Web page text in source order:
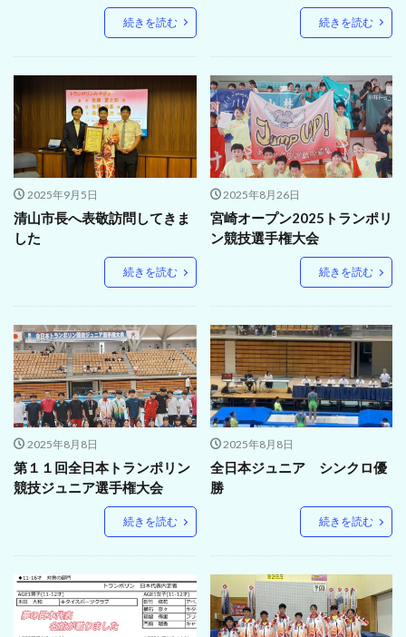
続きを読む 続きを読む
2025年9月5日
清山市長へ表敬訪問してきま
した
続きを読む
2025年8月26日
宮崎オープン2025トランポリ
ン競技選手権大会
続きを読む
2025年8月8日
第１１回全日本トランポリン
競技ジュニア選手権大会
続きを読む
2025年8月8日
全日本ジュニア シンクロ優
勝
続きを読む